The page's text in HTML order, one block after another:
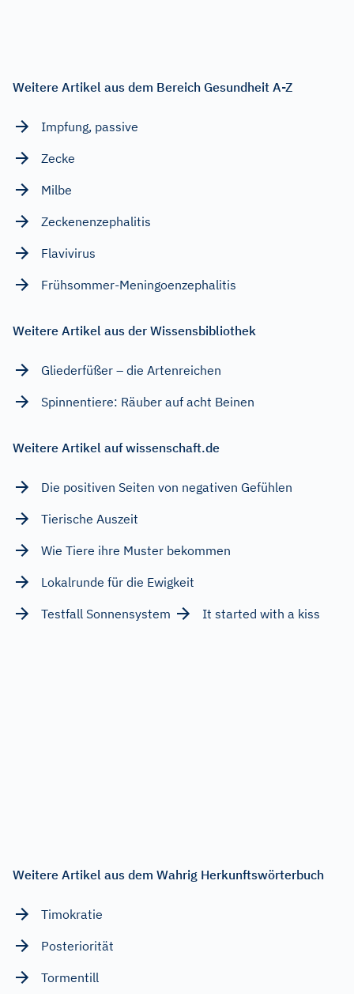
Weitere Artikel aus dem Bereich Gesundheit A-Z
Impfung, passive
Zecke
Milbe
Zeckenenzephalitis
Flavivirus
Frühsommer-Meningoenzephalitis
Weitere Artikel aus der Wissensbibliothek
Gliederfüßer – die Artenreichen
Spinnentiere: Räuber auf acht Beinen
Weitere Artikel auf wissenschaft.de
Die positiven Seiten von negativen Gefühlen
Tierische Auszeit
Wie Tiere ihre Muster bekommen
Lokalrunde für die Ewigkeit
Testfall Sonnensystem
It started with a kiss
Weitere Artikel aus dem Wahrig Herkunftswörterbuch
Timokratie
Posteriorität
Tormentill